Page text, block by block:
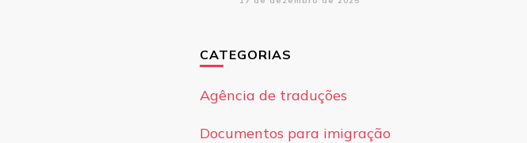
CATEGORIAS
Agência de traduções
Documentos para imigração